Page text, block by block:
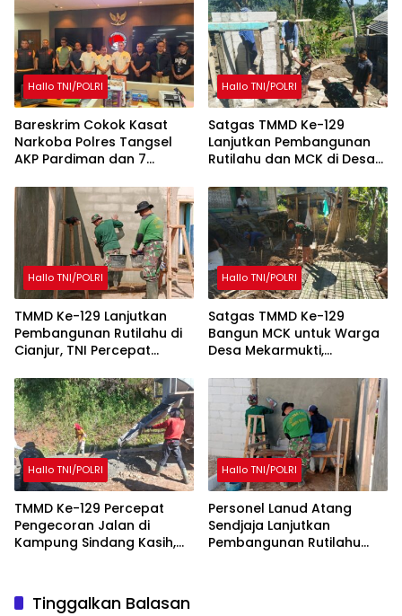
Hallo TNI/POLRI
Bareskrim Cokok Kasat
Narkoba Polres Tangsel
AKP Pardiman dan 7
Hallo TNI/POLRI
Satgas TMMD Ke-129
Lanjutkan Pembangunan
Rutilahu dan MCK di Desa
Hallo TNI/POLRI
TMMD Ke-129 Lanjutkan
Pembangunan Rutilahu di
Cianjur, TNI Percepat
Hunian Warga
Hallo TNI/POLRI
Satgas TMMD Ke-129
Bangun MCK untuk Warga
Desa Mekarmukti,
Layak
Hallo TNI/POLRI
TMMD Ke-129 Percepat
Pengecoran Jalan di
Kampung Sindang Kasih,
Hallo TNI/POLRI
Personel Lanud Atang
Sendjaja Lanjutkan
Pembangunan Rutilahu
Tinggalkan Balasan